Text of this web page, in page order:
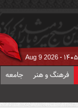
Aug 9 2026
فرهنگ و هنر جامعه